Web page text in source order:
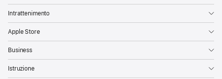
Intrattenimento
Apple Store
Business
Istruzione